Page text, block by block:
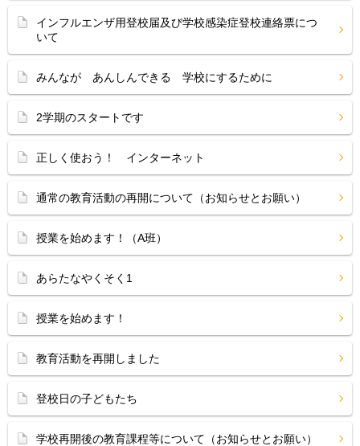
インフルエンザ用登校届及び学校感染症登校連絡票につ
いて
みんなが あんしんできる 学校にするために
2学期のスタートです
正しく使おう！ インターネット
通常の教育活動の再開について（お知らせとお願い）
授業を始めます！（A班）
あらたなやくそく1
授業を始めます！
教育活動を再開しました
登校日の子どもたち
学校再開後の教育課程等について（お知らせとお願い）